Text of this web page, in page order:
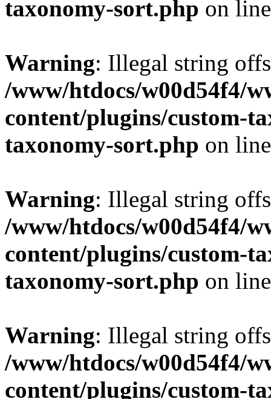
taxonomy-sort.php on
Warning: Illegal string
/www/htdocs/w00d54f4/
content/plugins/custom-
taxonomy-sort.php on
Warning: Illegal string
/www/htdocs/w00d54f4/
content/plugins/custom-
taxonomy-sort.php on
Warning: Illegal string
/www/htdocs/w00d54f4/
content/plugins/custom-